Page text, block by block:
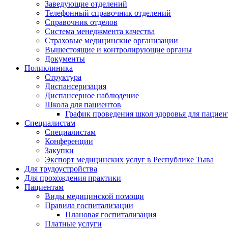
Заведующие отделений
Телефонный справочник отделений
Справочник отделов
Система менеджмента качества
Страховые медицинские организации
Вышестоящие и контролирующие органы
Документы
Поликлиника
Структура
Диспансеризация
Диспансерное наблюдение
Школа для пациентов
График проведения школ здоровья для
Специалистам
Специалистам
Конференции
Закупки
Экспорт медицинских услуг в Республике Тыва
Для трудоустройства
Для прохождения практики
Пациентам
Виды медицинской помощи
Правила госпитализации
Плановая госпитализация
Платные услуги